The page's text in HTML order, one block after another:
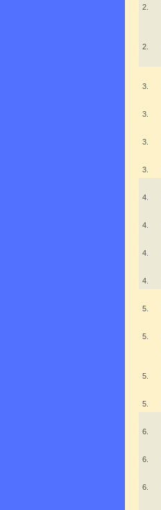
2.
2.
3.
3.
3.
3.
4.
4.
4.
4.
5.
5.
5.
5.
6.
6.
6.